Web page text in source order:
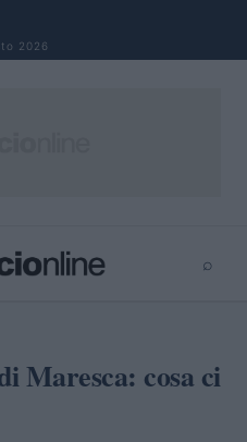
2026
⌕
Maresca: cosa ci